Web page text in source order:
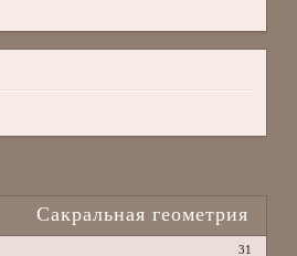
Сакральная геометрия
31